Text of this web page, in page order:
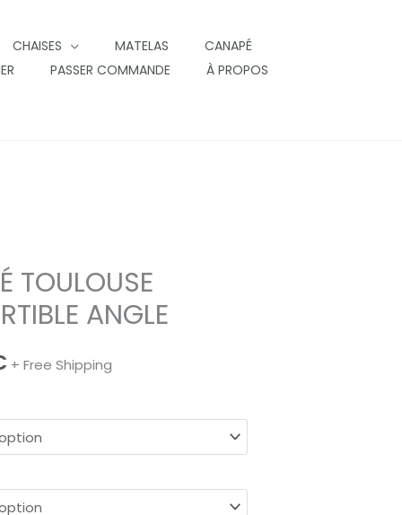
CHAISES MATELAS
CANAPÉ
PASSER COMMANDE
À PROPOS
TOULOUSE
ANGLE
+ Free Shipping